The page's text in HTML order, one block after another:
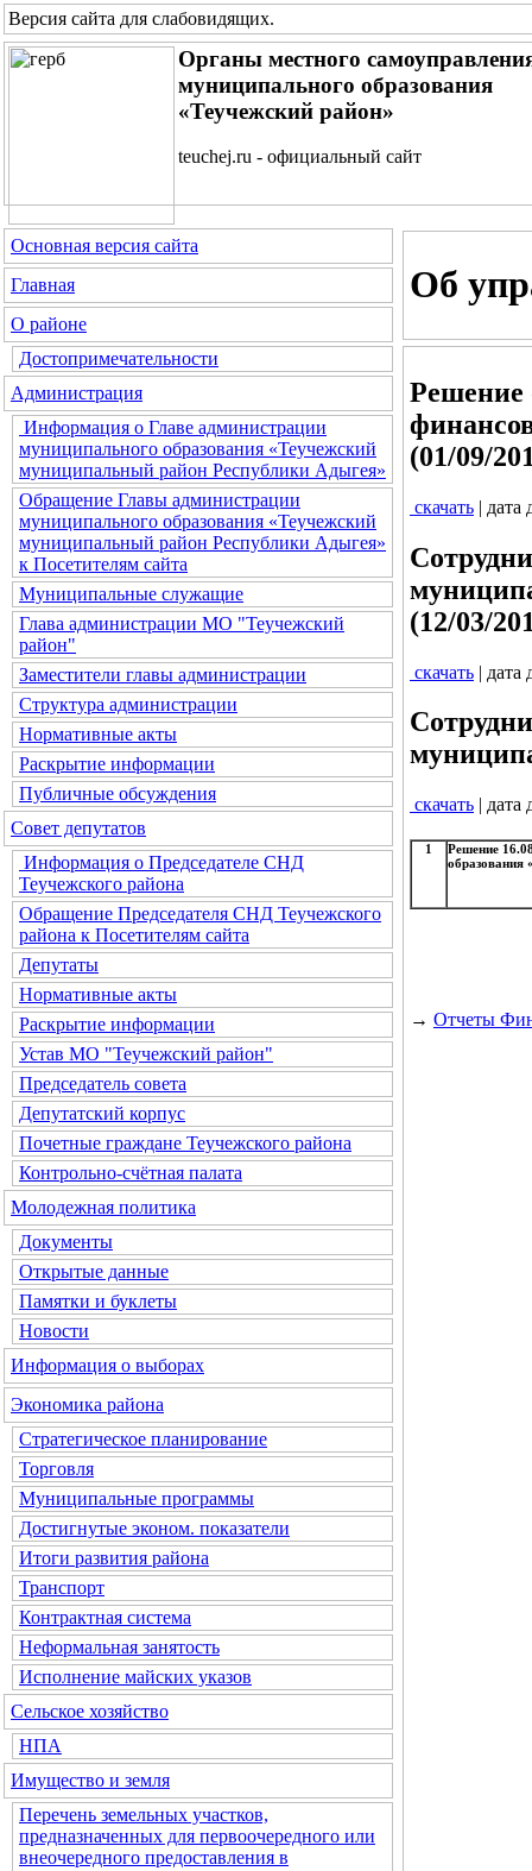
Версия сайта для слабовидящих.
Органы местного
муниципального образования
«Теучежский район»
teuchej.ru - официальный сайт
Основная версия сайта
Главная
О районе
Достопримечательности
Администрация
Информация о Главе администрации
муниципального образования «Теучежский
муниципальный район Республики Адыгея»
Обращение Главы администрации
муниципального образования «Теучежский
муниципальный район Республики Адыгея»
к Посетителям сайта
Муниципальные служащие
Глава администрации МО "Теучежский
район"
Заместители главы администрации
Структура администрации
Нормативные акты
Раскрытие информации
Публичные обсуждения
Совет депутатов
Информация о Председателе СНД
Теучежского района
Обращение Председателя СНД Теучежского
района к Посетителям сайта
Депутаты
Нормативные акты
Раскрытие информации
Устав МО "Теучежский район"
Председатель совета
Депутатский корпус
Почетные граждане Теучежского района
Контрольно-счётная палата
Молодежная политика
Документы
Открытые данные
Памятки и буклеты
Новости
Информация о выборах
Экономика района
Стратегическое планирование
Торговля
Муниципальные программы
Достигнутые эконом. показатели
Итоги развития района
Транспорт
Контрактная система
Неформальная занятость
Исполнение майских указов
Сельское хозяйство
НПА
Имущество и земля
Перечень земельных участков,
предназначенных для первоочередного или
внеочередного предоставления в
Об
Решение
(01/09/
скачать | дата
(12/03/
скачать | дата
скачать | дата
1
Решение
образования
→ Отчеты